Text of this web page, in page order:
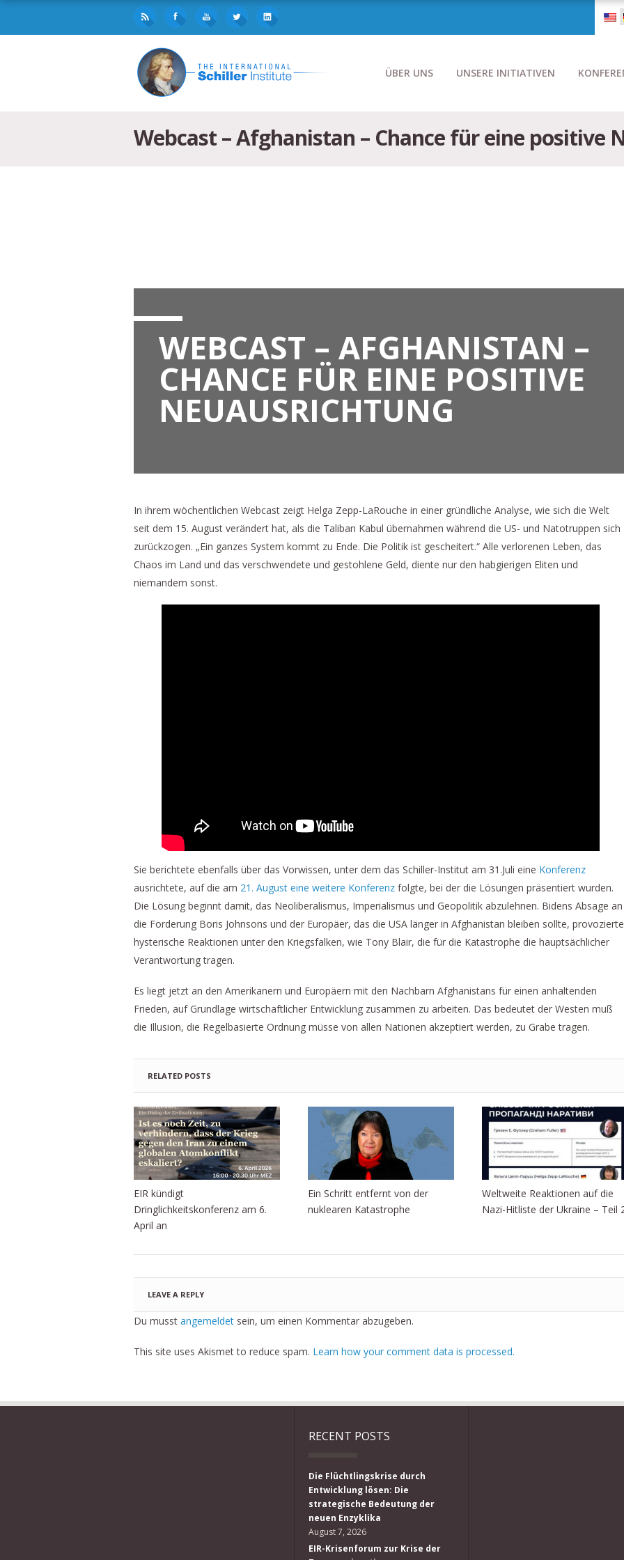
ÜBER UNS UNSERE INITIATIVEN
Webcast – Afghanistan – Chance für eine positive
WEBCAST – AFGHANISTAN –
CHANCE FÜR EINE POSITIVE
NEUAUSRICHTUNG
In ihrem wöchentlichen Webcast zeigt Helga Zepp-LaRouche in einer gründliche Analyse, wie sich die Welt
seit dem 15. August verändert hat, als die Taliban Kabul übernahmen während die US- und Natotruppen sich
zurückzogen. „Ein ganzes System kommt zu Ende. Die Politik ist gescheitert.“ Alle verlorenen Leben, das
Chaos im Land und das verschwendete und gestohlene Geld, diente nur den habgierigen Eliten und
niemandem sonst.
Sie berichtete ebenfalls über das Vorwissen, unter dem das Schiller-Institut am 31.Juli eine Konferenz
ausrichtete, auf die am 21. August eine weitere Konferenz folgte, bei der die Lösungen präsentiert wurden.
Die Lösung beginnt damit, das Neoliberalismus, Imperialismus und Geopolitik abzulehnen. Bidens Absage an
die Forderung Boris Johnsons und der Europäer, das die USA länger in Afghanistan bleiben sollte, provozierte
hysterische Reaktionen unter den Kriegsfalken, wie Tony Blair, die für die Katastrophe die hauptsächlicher
Verantwortung tragen.
Es liegt jetzt an den Amerikanern und Europäern mit den Nachbarn Afghanistans für einen anhaltenden
Frieden, auf Grundlage wirtschaftlicher Entwicklung zusammen zu arbeiten. Das bedeutet der Westen muß
die Illusion, die Regelbasierte Ordnung müsse von allen Nationen akzeptiert werden, zu Grabe tragen.
RELATED POSTS
EIR kündigt
Dringlichkeitskonferenz am 6.
April an
Ein Schritt entfernt von der
nuklearen Katastrophe
Weltweite Reaktionen auf die
Nazi-Hitliste der Ukraine – Teil
LEAVE A REPLY
Du musst angemeldet sein, um einen Kommentar abzugeben.
This site uses Akismet to reduce spam. Learn how your comment data is processed.
RECENT POSTS
Die Flüchtlingskrise durch
Entwicklung lösen: Die
strategische Bedeutung der
neuen Enzyklika
August 7, 2026
EIR-Krisenforum zur Krise der